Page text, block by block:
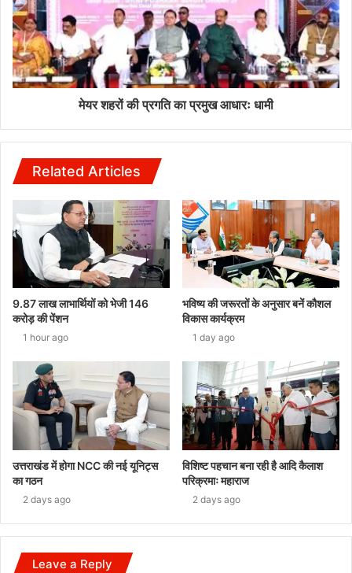
मेयर शहरों की प्रगति का प्रमुख आधारः धामी
Related Articles
9.87 लाख लाभार्थियों को भेजी 146
करोड़ की पेंशन
1 hour ago
भविष्य की जरूरतों के अनुसार बनें कौशल
विकास कार्यक्रम
1 day ago
उत्तराखंड में होगा NCC की नई यूनिट्स
का गठन
2 days ago
विशिष्ट पहचान बना रही है आदि कैलाश
परिक्रमाः महाराज
2 days ago
Leave a Reply